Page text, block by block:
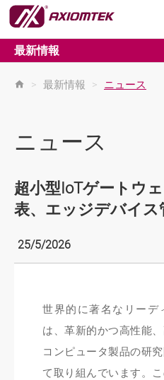
最新情報
> 最新情報 > ニュース
ニュース
超小型IoTゲートウ
表、エッジデバイス
25/5/2026
世界的に著名なリーデ
は、革新的かつ高性能
コンピュータ製品の研
て取り組んでいます。